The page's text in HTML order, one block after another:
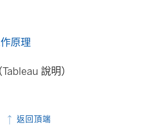
原理
Tableau 說明）
返回頂端